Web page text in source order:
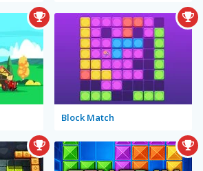
Block Match